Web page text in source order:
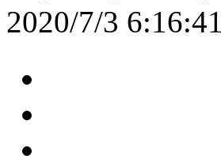
2020/7/3 6:16:41